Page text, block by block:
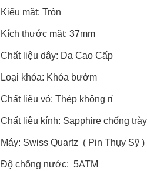
Kiểu mặt: Tròn
Kích thước mặt: 37mm
Chất liệu dây: Da Cao Cấp
Loại khóa: Khóa bướm
Chất liệu vỏ: Thép không rỉ
Chất liệu kính: Sapphire chống
Máy: Swiss Quartz ( Pin Thụy Sỹ )
Độ chống nước: 5ATM